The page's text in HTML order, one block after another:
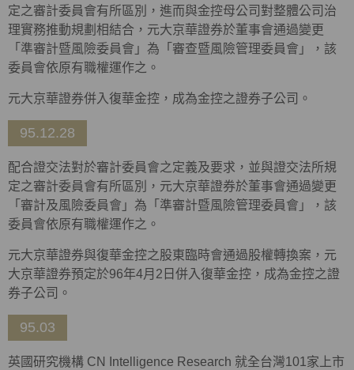
定之審計委員會有所區別，進而與金控母公司對整體公司治
理實務推動規劃相結合，元大京華證券於董事會通過變更
「準審計暨風險委員會」為「審查暨風險管理委員會」，該
委員會依原有職權運作之。
元大京華證券併入復華金控，成為金控之證券子公司。
95.12.28
配合證交法對於審計委員會之定義及要求，並與證交法所規
定之審計委員會有所區別，元大京華證券於董事會通過變更
「審計及風險委員會」為「準審計暨風險管理委員會」，該
委員會依原有職權運作之。
元大京華證券與復華金控之股東臨時會通過股權轉換案，元
大京華證券預定於96年4月2日併入復華金控，成為金控之證
券子公司。
95.03
英國研究機構 CN Intelligence Research 就全台灣101家上市